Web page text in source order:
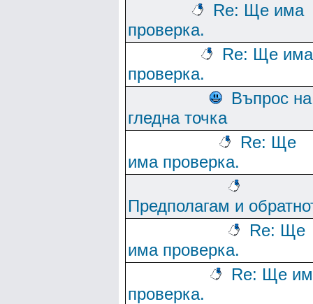
Re: Ще има
проверка.
Re: Ще има
проверка.
Въпрос на
гледна точка
Re: Ще
има проверка.
Предполагам и
Re: Ще
има проверка.
Re: Ще
проверка.